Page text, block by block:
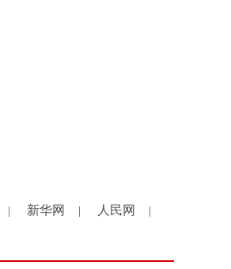
新华网 人民网